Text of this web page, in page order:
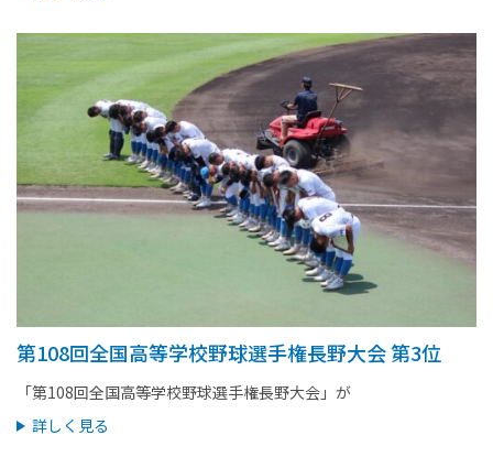
第108回全国高等学校野球選手権長野大会 第3位
「第108回全国高等学校野球選手権長野大会」が
詳しく見る